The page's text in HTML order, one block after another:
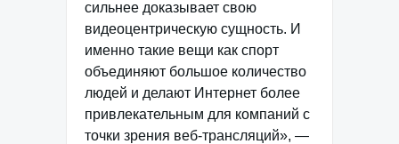
сильнее доказывает свою
видеоцентрическую сущность. И
именно такие вещи как спорт
объединяют большое количество
людей и делают Интернет более
привлекательным для компаний с
точки зрения веб-трансляций», —